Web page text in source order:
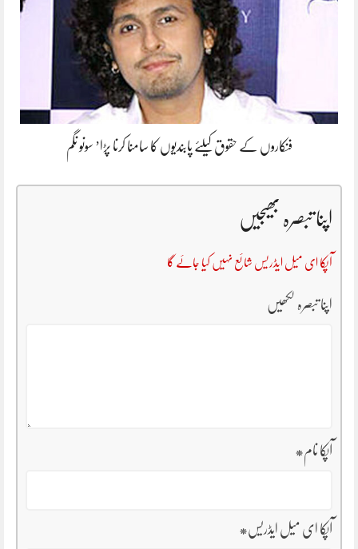
فنکاروں کے حقوق کیلئے پابندیوں کا سامنا کرنا پڑا’ سونو نگم
اپنا تبصرہ بھیجیں
آپکا ای میل ایڈریس شائع نہیں کیا جائے گا
اپنا تبصرہ لکھیں
آپکا نام*
آپکا ای میل ایڈریس*